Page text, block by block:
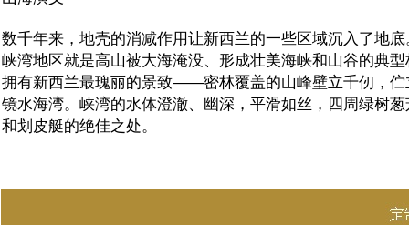
数千年来，地壳的消减作用让新西兰的一些区域沉入了地
峡湾地区就是高山被大海淹没、形成壮美海峡和山谷的典
拥有新西兰最瑰丽的景致——密林覆盖的山峰壁立千仞，伫
镜水海湾。峡湾的水体澄澈、幽深，平滑如丝，四周绿树
和划皮艇的绝佳之处。